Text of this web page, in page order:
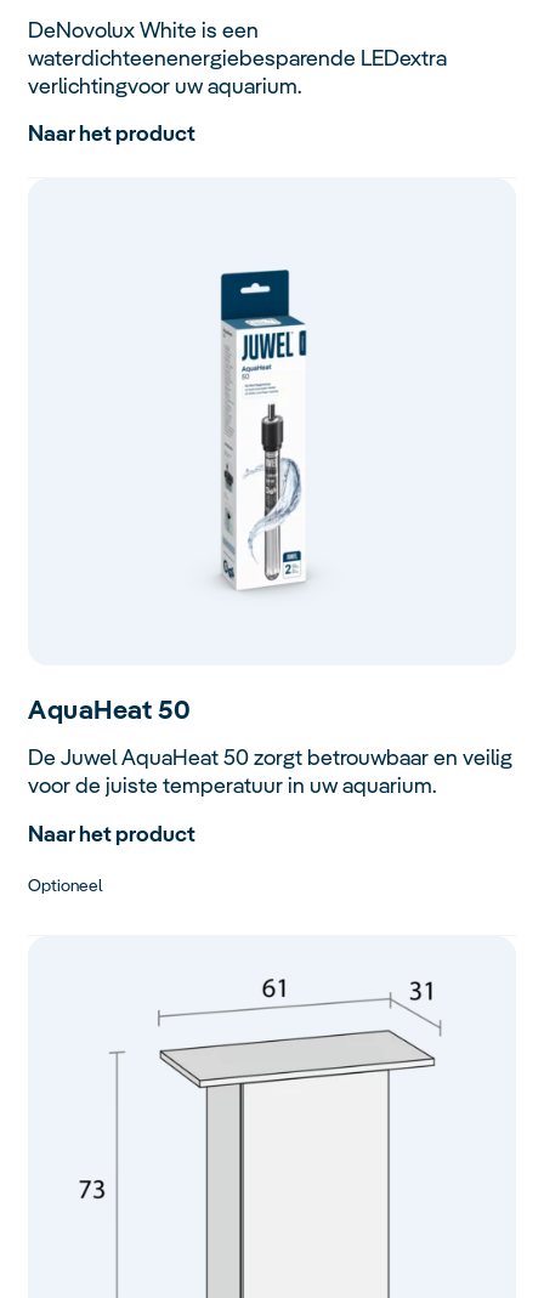
DeNovolux White is een
waterdichteenenergiebesparende LEDextra
verlichtingvoor uw aquarium.
Naar het product
AquaHeat50
De Juwel AquaHeat 50 zorgt betrouwbaar en veilig
voor de juiste temperatuur in uw aquarium.
Naar het product
Optioneel